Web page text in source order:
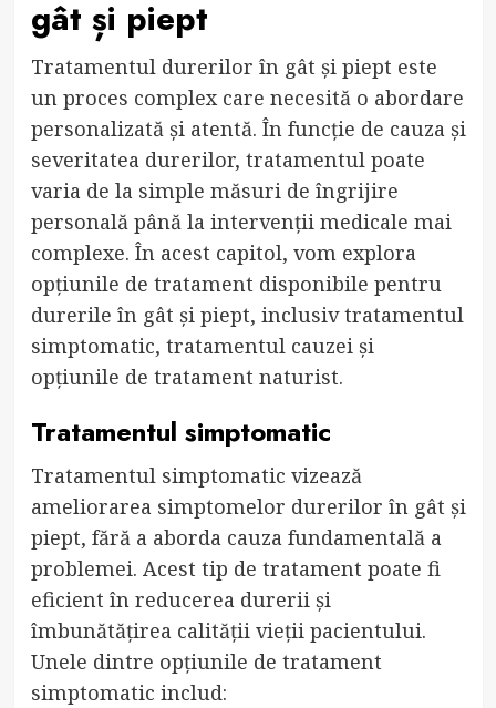
gât și piept
Tratamentul durerilor în gât și piept este
un proces complex care necesită o abordare
personalizată și atentă. În funcție de cauza și
severitatea durerilor, tratamentul poate
varia de la simple măsuri de îngrijire
personală până la intervenții medicale mai
complexe. În acest capitol, vom explora
opțiunile de tratament disponibile pentru
durerile în gât și piept, inclusiv tratamentul
simptomatic, tratamentul cauzei și
opțiunile de tratament naturist.
Tratamentul simptomatic
Tratamentul simptomatic vizează
ameliorarea simptomelor durerilor în gât și
piept, fără a aborda cauza fundamentală a
problemei. Acest tip de tratament poate fi
eficient în reducerea durerii și
îmbunătățirea calității vieții pacientului.
Unele dintre opțiunile de tratament
simptomatic includ: